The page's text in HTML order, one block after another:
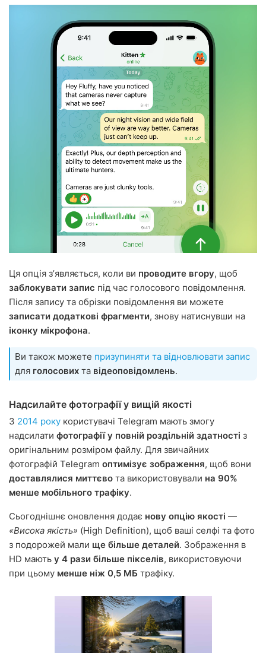
Ця опція зʼявляється, коли ви проводите вгору, щоб
заблокувати запис під час голосового повідомлення.
Після запису та обрізки повідомлення ви можете
записати додаткові фрагменти, знову натиснувши на
іконку мікрофона.
Ви також можете призупиняти та відновлювати запис
для голосових та відеоповідомлень.
Надсилайте фотографії у вищій якості
З 2014 року користувачі Telegram мають змогу
надсилати фотографії у повній роздільній здатності з
оригінальним розміром файлу. Для звичайних
фотографій Telegram оптимізує зображення, щоб вони
доставлялися миттєво та використовували на 90%
менше мобільного трафіку.
Сьогоднішнє оновлення додає нову опцію якості —
«Висока якість» (High Definition), щоб ваші селфі та фото
з подорожей мали ще більше деталей. Зображення в
HD мають у 4 рази більше пікселів, використовуючи
при цьому менше ніж 0,5 МБ трафіку.